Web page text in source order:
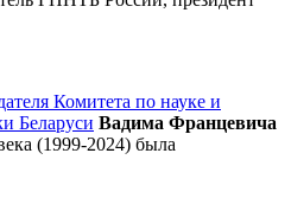
Комитета по науке и
Беларуси Вадима Францевича
(1999-2024) была